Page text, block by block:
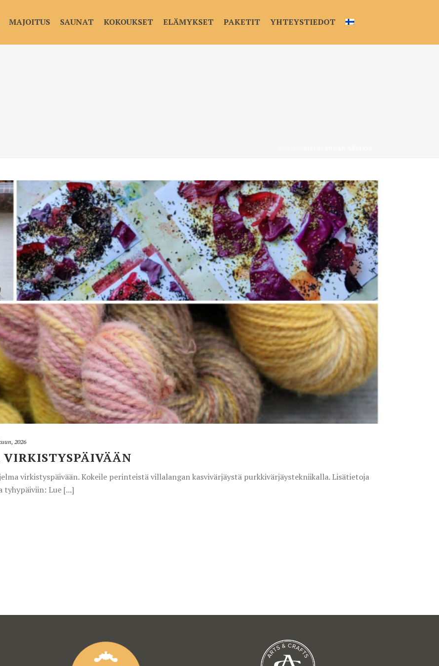
MAJOITUS SAUNAT KOKOUKSET ELÄMYKSET PAKETIT YHTEYSTIEDOT
2026
virkistyspäivään. Kokeile perinteistä villalangan kasvivärjäystä purkkivärjäystekniikalla. Lisätietoja
tyhypäiviin: Lue [...]